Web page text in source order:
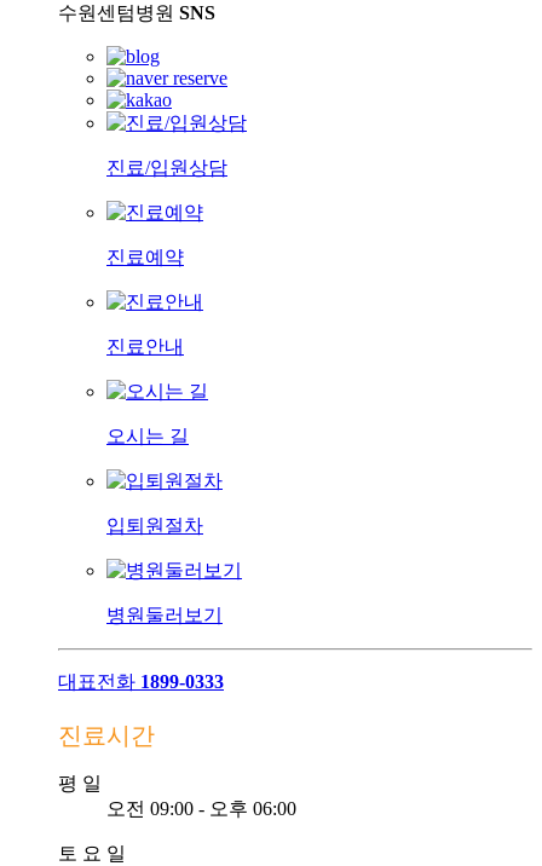
수원센텀병원 SNS
진료/입원상담
진료예약
진료안내
오시는 길
입퇴원절차
병원둘러보기
대표전화 1899-0333
진료시간
평 일
오전 09:00 - 오후 06:00
토 요 일